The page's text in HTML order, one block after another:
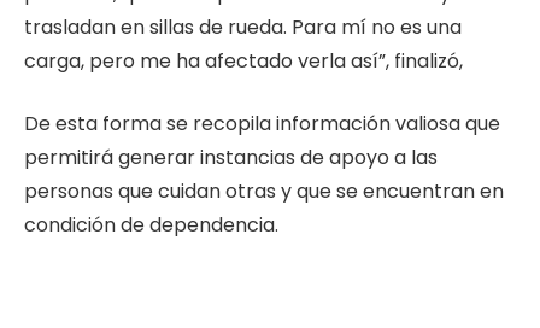
trasladan en sillas de rueda. Para mí no es una
carga, pero me ha afectado verla así”, finalizó,
De esta forma se recopila información valiosa que
permitirá generar instancias de apoyo a las
personas que cuidan otras y que se encuentran en
condición de dependencia.